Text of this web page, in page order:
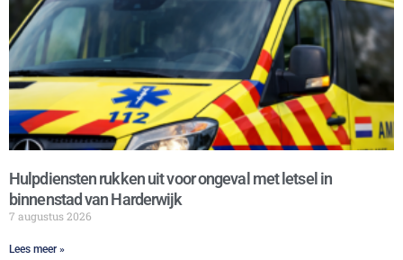
Hulpdiensten rukken uit voor ongeval met letsel in
binnenstad van Harderwijk
7 augustus 2026
Lees meer »